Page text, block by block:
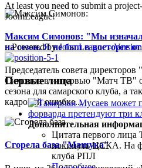
Максим Симонов: "Мы
на сезон. Я не был в восторге
Председатель совета
Симонов в интервью "Матч ТВ"
сезона для самарского клуба, а
кадровой ошибке...
Сгорела база "Машука"
At least you need to submit a
JoomLeague!
:: Powered byJoomLeague-
Первые лица
Дополнительная
Цитата первого лица
покинуть ЦСКА. На
клуба РПЛ